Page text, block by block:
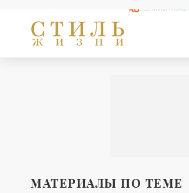
СВЕЖИЙ НОМЕР
МАТЕРИАЛЫ ПО ТЕМЕ